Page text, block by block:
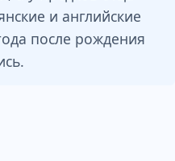
и английские
после рождения